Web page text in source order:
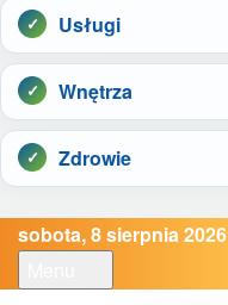
Usługi
Wnętrza
Zdrowie
sobota, 8 sierpnia 2026